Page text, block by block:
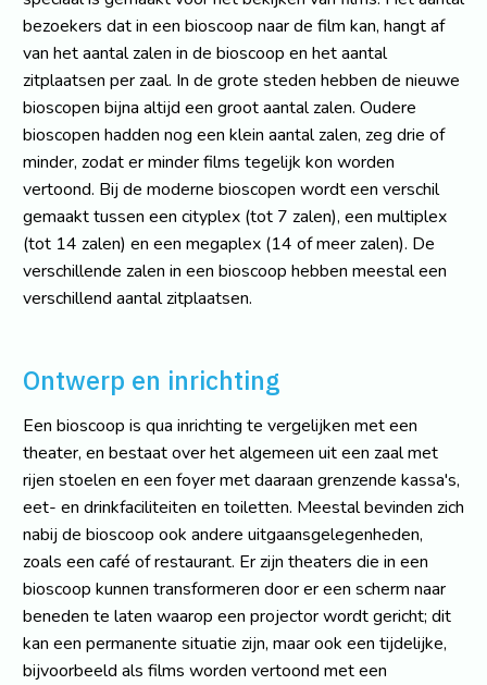
bezoekers dat in een bioscoop naar de film kan, hangt af
van het aantal zalen in de bioscoop en het aantal
zitplaatsen per zaal. In de grote steden hebben de nieuwe
bioscopen bijna altijd een groot aantal zalen. Oudere
bioscopen hadden nog een klein aantal zalen, zeg drie of
minder, zodat er minder films tegelijk kon worden
vertoond. Bij de moderne bioscopen wordt een verschil
gemaakt tussen een cityplex (tot 7 zalen), een multiplex
(tot 14 zalen) en een megaplex (14 of meer zalen). De
verschillende zalen in een bioscoop hebben meestal een
verschillend aantal zitplaatsen.
Ontwerp en inrichting
Een bioscoop is qua inrichting te vergelijken met een
theater, en bestaat over het algemeen uit een zaal met
rijen stoelen en een foyer met daaraan grenzende kassa's,
eet- en drinkfaciliteiten en toiletten. Meestal bevinden zich
nabij de bioscoop ook andere uitgaansgelegenheden,
zoals een café of restaurant. Er zijn theaters die in een
bioscoop kunnen transformeren door er een scherm naar
beneden te laten waarop een projector wordt gericht; dit
kan een permanente situatie zijn, maar ook een tijdelijke,
bijvoorbeeld als films worden vertoond met een